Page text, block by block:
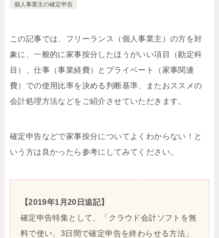
個人事業主の確定申告
この記事では、フリーランス（個人事業主）の方を対
象に、一般的に家事按分したほうがいい項目（勘定科
目）、仕事（事業経費）とプライベート（家事関連
費）での使用比率を決める判断基準、またおススメの
会計処理方法などをご紹介させていただきます。
確定申告などで家事按分についてよくわからない！と
いう方は良かったら参考にしてみてください。
【2019年1月20日追記】
確定申告特集として、「クラウド会計ソフトを無
料で使い、3日間で確定申告を終わらせる方法」